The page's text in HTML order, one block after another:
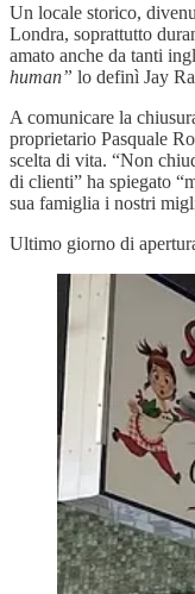
Un locale storico,
Londra, soprattutto
amato anche da tanti
human” lo definì Jay
A comunicare la
proprietario Pasquale
scelta di vita. “Non
di clienti” ha spiegato
sua famiglia i nostri
Ultimo giorno di